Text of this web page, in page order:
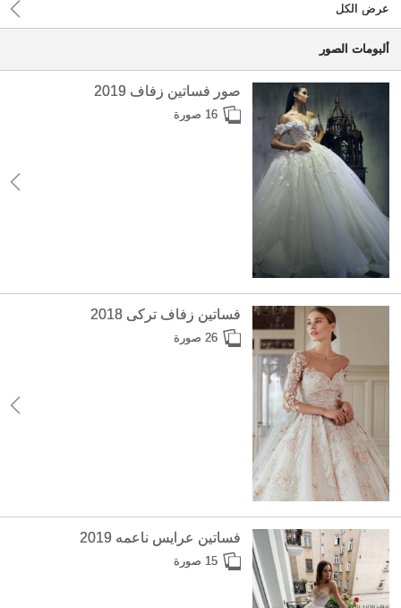
عرض الكل
ألبومات الصور
صور فساتين زفاف 2019
16 صورة
فساتين زفاف تركى 2018
26 صورة
فساتين عرايس ناعمه 2019
15 صورة